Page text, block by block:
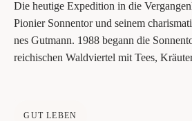
Die heu­ti­ge Expe­di­ti­on in die
Pio­nier Son­nen­tor und sei­nem
nes Gut­mann. 1988 begann die
rei­chi­schen Wald­vier­tel mit Tees,
GUT LEBEN